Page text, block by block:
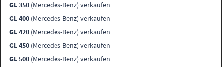
GL 350 (Mercedes-Benz) verkaufen
GL 400 (Mercedes-Benz) verkaufen
GL 420 (Mercedes-Benz) verkaufen
GL 450 (Mercedes-Benz) verkaufen
GL 500 (Mercedes-Benz) verkaufen